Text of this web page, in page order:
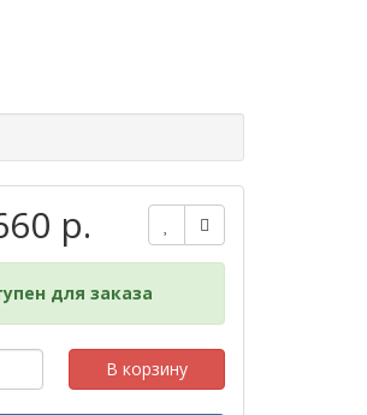
р.
для заказа
В корзину